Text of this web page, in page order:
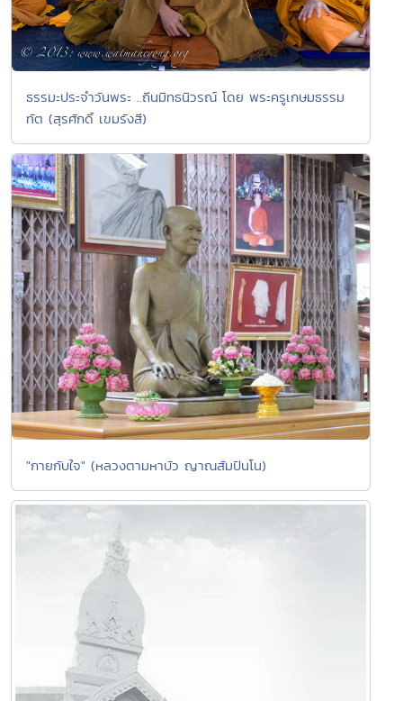
ธรรมะประจำวันพระ ..ถีนมิทธนิวรณ์ โดย พระครูเกษมธรรม
ทัต (สุรศักดิ์ เขมรังสี)
"กายกับใจ" (หลวงตามหาบัว ญาณสัมปันโน)